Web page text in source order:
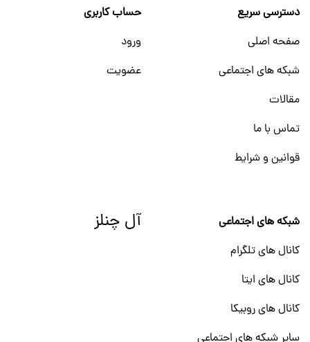
دسترسی سریع
صفحه اصلی
شبکه های اجتماعی
مقالات
تماس با ما
قوانین و شرایط
حساب کاربری
ورود
عضویت
شبکه های اجتماعی
کانال های تلگرام
کانال های ایتا
کانال های روبیکا
سایر شبکه های اجتماعی
آل چنلز